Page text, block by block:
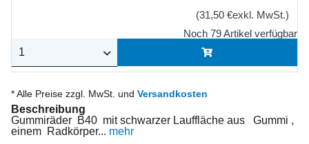
(31,50 €exkl. MwSt.)
Noch 79 Artikel verfügbar
* Alle Preise zzgl. MwSt. und Versandkosten
Beschreibung
Gummiräder B40 mit schwarzer Lauffläche aus Gummi ,
einem Radkörper... mehr